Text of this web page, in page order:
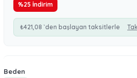
%25 İndirim
₺421,08 `den başlayan taksitlerle
Beden